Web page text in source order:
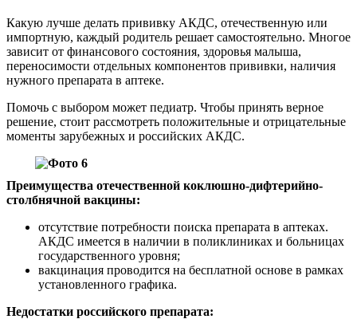
Какую лучше делать прививку АКДС, отечественную или
импортную, каждый родитель решает самостоятельно. Многое
зависит от финансового состояния, здоровья малыша,
переносимости отдельных компонентов прививки, наличия
нужного препарата в аптеке.
Помочь с выбором может педиатр. Чтобы принять верное
решение, стоит рассмотреть положительные и отрицательные
моменты зарубежных и российских АКДС.
Преимущества отечественной коклюшно-дифтерийно-
столбнячной вакцины:
отсутствие потребности поиска препарата в аптеках.
АКДС имеется в наличии в поликлиниках и больницах
государственного уровня;
вакцинация проводится на бесплатной основе в рамках
установленного графика.
Недостатки российского препарата: